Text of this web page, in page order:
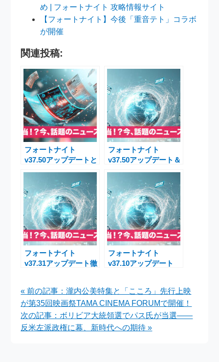
め | フォートナイト 攻略情報サイト
【フォートナイト】今後「重音テト」コラボ
が開催
関連投稿:
フォートナイト
v37.50アップデートと
ーコラボ！「フォート
ナイトメア2025」徹
底解説
フォートナイト
v37.50アップデート＆
2025特集：ドージ
ャ・キャット、ジェイ
ソン、ゴーストフェイ
スが集結！
フォートナイト
v37.31アップデート徹
整まとめ
フォートナイト
v37.10アップデート
新ニュース（2025年8
月26日）
« 前の記事：瀧内公美特集と「こころ」先行上映
が第35回映画祭TAMA CINEMA FORUMで開催！
次の記事：ボリビア大統領選でパス氏が当選――
反米左派政権に幕、新時代への期待 »